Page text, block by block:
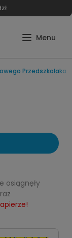
Przedszkolaka
osiągnęły